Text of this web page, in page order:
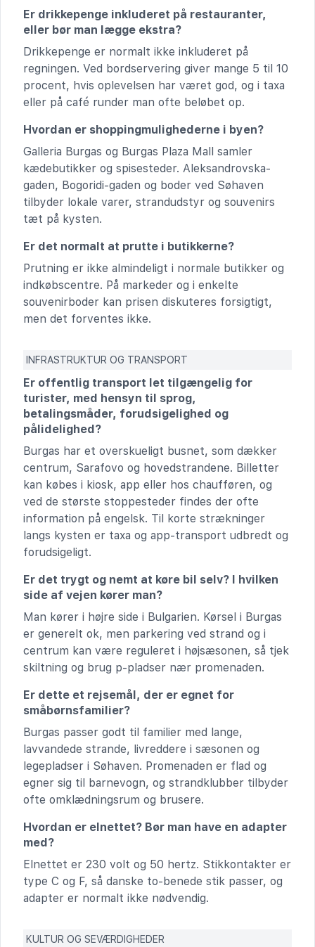
Er drikkepenge inkluderet på restauranter,
eller bør man lægge ekstra?
Drikkepenge er normalt ikke inkluderet på
regningen. Ved bordservering giver mange 5 til 10
procent, hvis oplevelsen har været god, og i taxa
eller på café runder man ofte beløbet op.
Hvordan er shoppingmulighederne i byen?
Galleria Burgas og Burgas Plaza Mall samler
kædebutikker og spisesteder. Aleksandrovska-
gaden, Bogoridi-gaden og boder ved Søhaven
tilbyder lokale varer, strandudstyr og souvenirs
tæt på kysten.
Er det normalt at prutte i butikkerne?
Prutning er ikke almindeligt i normale butikker og
indkøbscentre. På markeder og i enkelte
souvenirboder kan prisen diskuteres forsigtigt,
men det forventes ikke.
INFRASTRUKTUR OG TRANSPORT
Er offentlig transport let tilgængelig for
turister, med hensyn til sprog,
betalingsmåder, forudsigelighed og
pålidelighed?
Burgas har et overskueligt busnet, som dækker
centrum, Sarafovo og hovedstrandene. Billetter
kan købes i kiosk, app eller hos chaufføren, og
ved de største stoppesteder findes der ofte
information på engelsk. Til korte strækninger
langs kysten er taxa og app-transport udbredt og
forudsigeligt.
Er det trygt og nemt at køre bil selv? I hvilken
side af vejen kører man?
Man kører i højre side i Bulgarien. Kørsel i Burgas
er generelt ok, men parkering ved strand og i
centrum kan være reguleret i højsæsonen, så tjek
skiltning og brug p-pladser nær promenaden.
Er dette et rejsemål, der er egnet for
småbørnsfamilier?
Burgas passer godt til familier med lange,
lavvandede strande, livreddere i sæsonen og
legepladser i Søhaven. Promenaden er flad og
egner sig til barnevogn, og strandklubber tilbyder
ofte omklædningsrum og brusere.
Hvordan er elnettet? Bør man have en adapter
med?
Elnettet er 230 volt og 50 hertz. Stikkontakter er
type C og F, så danske to-benede stik passer, og
adapter er normalt ikke nødvendig.
KULTUR OG SEVÆRDIGHEDER